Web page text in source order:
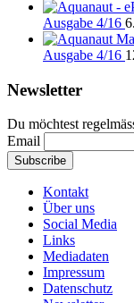
Ausgabe 4/16
Ausgabe 4/16
Newsletter
Du möchtest
Email
Kontakt
Über uns
Social Media
Links
Mediadaten
Impressum
Datenschutz